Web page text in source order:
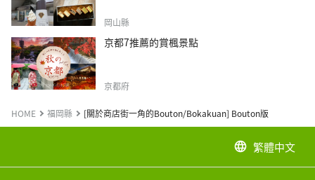
岡山縣
京都7推薦的賞楓景點
京都府
HOME 福岡縣 [關於商店街一角的Bouton/Bokakuan] Bouton版
language 繁體中文